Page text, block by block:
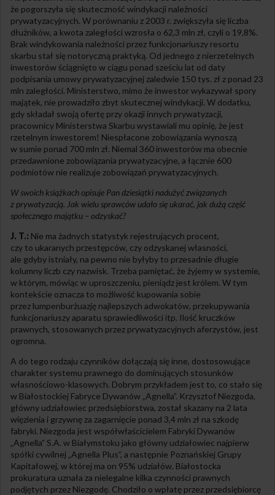
że pogorszyła się skuteczność windykacji należności
prywatyzacyjnych. W porównaniu z 2003 r. zwiększyła się liczba
dłużników, a kwota zaległości wzrosła o 62,3 mln zł, czyli o 19,8%.
Brak windykowania należności przez funkcjonariuszy resortu
skarbu stał się notoryczną praktyką. Od jednego z nierzetelnych
inwestorów ściągnięto w ciągu ponad sześciu lat od daty
podpisania umowy prywatyzacyjnej zaledwie 150 tys. zł z ponad 23
mln zaległości. Ministerstwo, mimo że inwestor wykazywał spory
majątek, nie prowadziło zbyt skutecznej windykacji. W dodatku,
gdy składał swoją ofertę przy okazji innych prywatyzacji,
pracownicy Ministerstwa Skarbu wystawiali mu opinię, że jest
rzetelnym inwestorem! Niespłacone zobowiązania wynoszą
w sumie ponad 700 mln zł. Niemal 360 inwestorów ma obecnie
przedawnione zobowiązania prywatyzacyjne, a łącznie 600
podmiotów nie realizuje zobowiązań prywatyzacyjnych.
W swoich książkach opisuje Pan dziesiątki nadużyć związanych
z prywatyzacją. Jak wielu sprawców udało się ukarać, jak dużą część
społecznego majątku – odzyskać?
J. T.: Nie ma żadnych statystyk rejestrujących procent,
czy to ukaranych przestępców, czy odzyskanej własności,
ale gdyby istniały, na pewno nie byłyby to przesadnie długie
kolumny liczb czy nazwisk. Trzeba pamiętać, że żyjemy w systemie,
w którym, mówiąc w uproszczeniu, pieniądz jest królem. W tym
kontekście oznacza to możliwość kupowania sobie
przez lumpenburżuazję najlepszych adwokatów, przekupywania
funkcjonariuszy aparatu sprawiedliwości itp. Ilość kruczków
prawnych, stosowanych przez prywatyzacyjnych aferzystów, jest
ogromna.
A do tego rodzaju czynników dołączają się inne, dostosowujące
charakter systemu prawnego do dominujących stosunków
własnościowo-klasowych. Dobrym przykładem jest to, co stało się
w Białostockiej Fabryce Dywanów „Agnella”. Krzysztof Niezgoda,
główny udziałowiec przedsiębiorstwa, został skazany na 2 lata
więzienia i grzywnę za zagarnięcie ponad 3,4 mln zł na szkodę
fabryki. Niezgoda jest współwłaścicielem Fabryki Dywanów
„Agnella” S.A. w Białymstoku jako główny udziałowiec najpierw
spółki cywilnej „Agnella Plus”, a następnie Poznańskiej Grupy
Kapitałowej, w której ma on 95% udziałów. Białostocka
prokuratura uznała za nielegalne kilka czynności prawnych
podjętych przez Niezgodę. Chodziło o wpłatę przez przedsiębiorcę